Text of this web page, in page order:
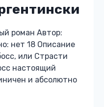
роман Автор:
нет 18 Описание
или Страсти
настоящий
и абсолютно